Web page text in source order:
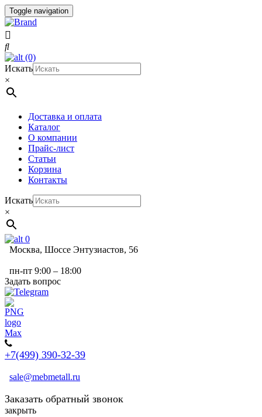
Toggle navigation
(0)
Искать
×
Доставка и оплата
Каталог
О компании
Прайс-лист
Статьи
Корзина
Контакты
Искать
×
0
Москва, Шоссе Энтузиастов, 56
пн-пт 9:00 – 18:00
Задать вопрос
+7(499) 390-32-39
sale@mebmetall.ru
Заказать обратный звонок
закрыть